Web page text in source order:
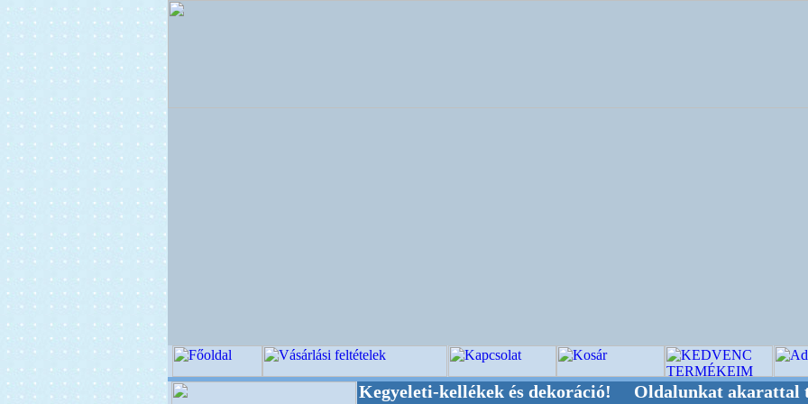
Virágkötészeti-, Esküvői-, Kegyeleti-kellékek és dekoráció! Oldalunkat akarattal tartjuk